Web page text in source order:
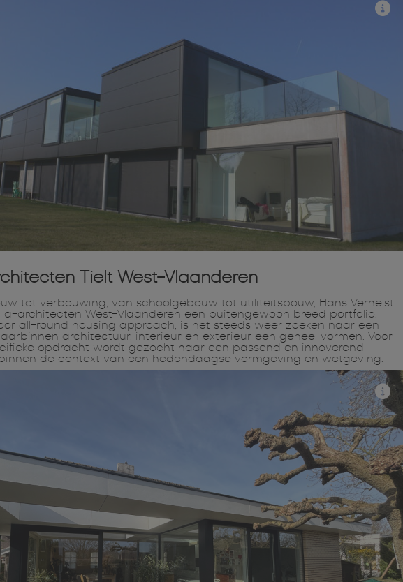
Tielt West-Vlaanderen
tot verbouwing, van schoolgebouw tot utiliteitsbouw, Hans Verhelst
architecten West-Vlaanderen een buitengewoon breed portfolio.
all-round housing approach, is het steeds weer zoeken naar een
architectuur, interieur en exterieur een geheel vormen. Voor
opdracht wordt gezocht naar een passend en innoverend
de context van een hedendaagse vormgeving en wetgeving.